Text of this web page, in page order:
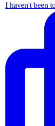
I haven't been